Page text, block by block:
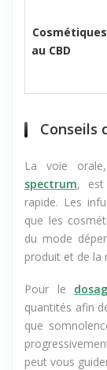
Cosmétiques
La voie
spectrum, est
rapide. Les
que les
du mode
Pour le
quantités afin
que